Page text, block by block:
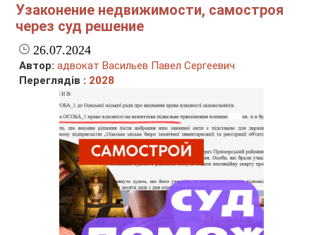
Узаконение недвижимости, самостроя
через суд решение
26.07.2024
Автор: адвокат Васильев Павел Сергеевич
Переглядів : 2028